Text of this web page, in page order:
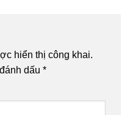
hiển thị công khai.
dấu *